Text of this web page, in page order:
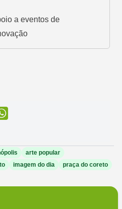
a eventos de
arte popular
imagem do dia praça do coreto